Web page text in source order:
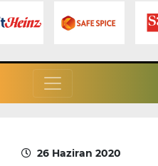
26 Haziran 2020